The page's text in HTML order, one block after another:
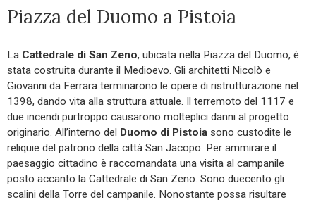
Piazza del Duomo a Pistoia
La Cattedrale di San Zeno, ubicata nella Piazza del Duomo, è
stata costruita durante il Medioevo. Gli architetti Nicolò e
Giovanni da Ferrara terminarono le opere di ristrutturazione nel
1398, dando vita alla struttura attuale. Il terremoto del 1117 e
due incendi purtroppo causarono molteplici danni al progetto
originario. All’interno del Duomo di Pistoia sono custodite le
reliquie del patrono della città San Jacopo. Per ammirare il
paesaggio cittadino è raccomandata una visita al campanile
posto accanto la Cattedrale di San Zeno. Sono duecento gli
scalini della Torre del campanile. Nonostante possa risultare